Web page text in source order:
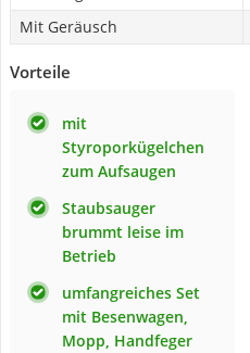
Mit Geräusch
Vorteile
mit
Styroporkügelchen
zum Aufsaugen
Staubsauger
brummt leise im
Betrieb
umfangreiches Set
mit Besenwagen,
Mopp, Handfeger